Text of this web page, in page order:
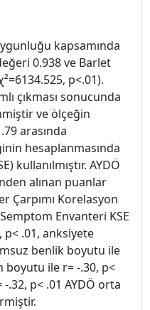
kapsamında
0.938 ve Barlet
p<.01).
çıkması sonucunda
ve ölçeğin
arasında
hesaplanmasında
kullanılmıştır. AYDÖ
alınan puanlar
Çarpımı Korelasyon
Semptom Envanteri KSE
.01, anksiyete
benlik boyutu ile
boyutu ile r= -.30, p<
p< .01 AYDÖ orta